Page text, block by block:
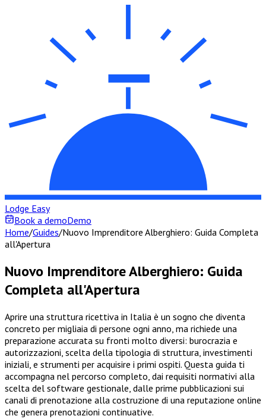
Lodge Easy
Book a demoDemo
Home/Guides/Nuovo Imprenditore Alberghiero: Guida Completa
all'Apertura
Nuovo Imprenditore Alberghiero: Guida
Completa all'Apertura
Aprire una struttura ricettiva in Italia è un sogno che diventa
concreto per migliaia di persone ogni anno, ma richiede una
preparazione accurata su fronti molto diversi: burocrazia e
autorizzazioni, scelta della tipologia di struttura, investimenti
iniziali, e strumenti per acquisire i primi ospiti. Questa guida ti
accompagna nel percorso completo, dai requisiti normativi alla
scelta del software gestionale, dalle prime pubblicazioni sui
canali di prenotazione alla costruzione di una reputazione online
che genera prenotazioni continuative.